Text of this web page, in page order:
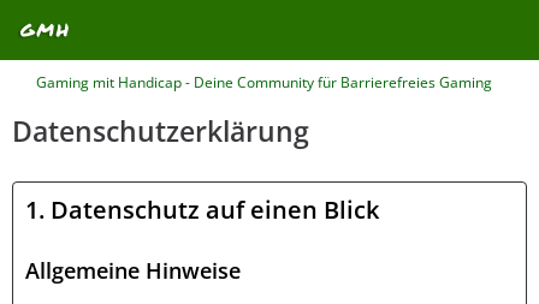
Gaming mit Handicap - Deine Community für Barrierefreies Gaming
Datenschutzerklärung
1. Datenschutz auf einen Blick
Allgemeine Hinweise